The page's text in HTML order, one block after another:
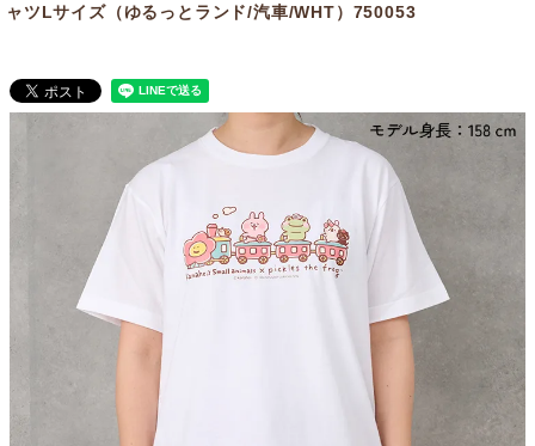
ャツLサイズ（ゆるっとランド/汽車/WHT）750053